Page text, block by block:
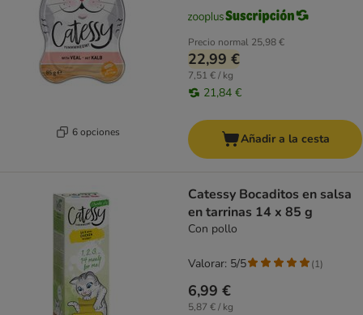
6 opciones
Precio normal 25,98 €
22,99 €
7,51 € / kg
21,84 €
Añadir a la cesta
Catessy Bocaditos en salsa
en tarrinas 14 x 85 g
Con pollo
6,99 €
5,87 € / kg
Valorar: 5/5 (1)